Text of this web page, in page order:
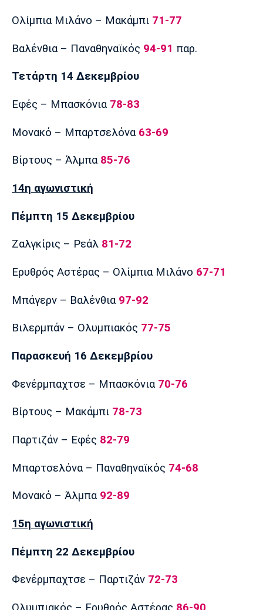
Ολίμπια Μιλάνο – Μακάμπι 71-77
Βαλένθια – Παναθηναϊκός 94-91 παρ.
Τετάρτη 14 Δεκεμβρίου
Εφές – Μπασκόνια 78-83
Μονακό – Μπαρτσελόνα 63-69
Βίρτους – Άλμπα 85-76
14η αγωνιστική
Πέμπτη 15 Δεκεμβρίου
Ζαλγκίρις – Ρεάλ 81-72
Ερυθρός Αστέρας – Ολίμπια Μιλάνο 67-71
Μπάγερν – Βαλένθια 97-92
Βιλερμπάν – Ολυμπιακός 77-75
Παρασκευή 16 Δεκεμβρίου
Φενέρμπαχτσε – Μπασκόνια 70-76
Βίρτους – Μακάμπι 78-73
Παρτιζάν – Εφές 82-79
Μπαρτσελόνα – Παναθηναϊκός 74-68
Μονακό – Άλμπα 92-89
15η αγωνιστική
Πέμπτη 22 Δεκεμβρίου
Φενέρμπαχτσε – Παρτιζάν 72-73